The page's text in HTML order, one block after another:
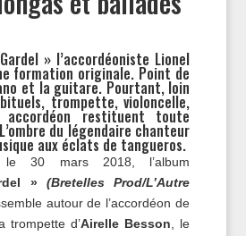
» l’accordéoniste Lionel
formation originale. Point de
et la guitare. Pourtant, loin
trompette, violoncelle,
accordéon restituent toute
du légendaire chanteur
aux éclats de tangueros.
le 30 mars 2018, l’album
»(Bretelles Prod/L’Autre
autour de l’accordéon de
trompette d’Airelle Besson , le